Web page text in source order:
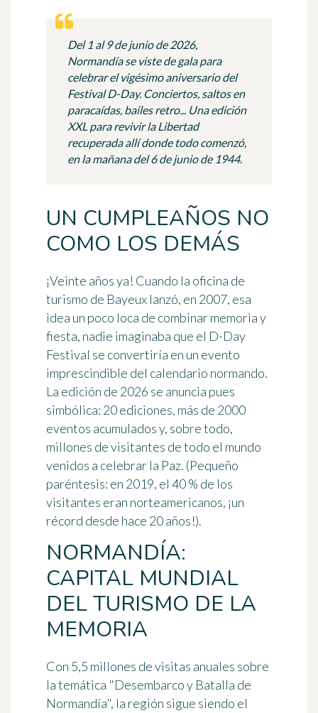
Del 1 al 9 de junio de 2026,
Normandía se viste de gala para
celebrar el vigésimo aniversario del
Festival D-Day. Conciertos, saltos en
paracaídas, bailes retro... Una edición
XXL para revivir la Libertad
recuperada allí donde todo comenzó,
en la mañana del 6 de junio de 1944.
UN CUMPLEAÑOS NO
COMO LOS DEMÁS
¡Veinte años ya! Cuando la oficina de
turismo de Bayeux lanzó, en 2007, esa
idea un poco loca de combinar memoria y
fiesta, nadie imaginaba que el D-Day
Festival se convertiría en un evento
imprescindible del calendario normando.
La edición de 2026 se anuncia pues
simbólica: 20 ediciones, más de 2000
eventos acumuladosy, sobre todo,
millones de visitantes de todo el mundo
venidos a celebrar la Paz. (Pequeño
paréntesis: en 2019, el 40 % de los
visitantes eran norteamericanos, ¡un
récord desde hace 20 años!).
NORMANDÍA:
CAPITAL MUNDIAL
DEL TURISMO DE LA
MEMORIA
Con 5,5 millones de visitas anuales sobre
la temática "Desembarco y Batalla de
Normandía", la región sigue siendo el